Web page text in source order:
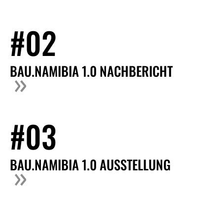
#02
BAU.NAMIBIA 1.0 NACHBERICHT
#03
BAU.NAMIBIA 1.0 AUSSTELLUNG